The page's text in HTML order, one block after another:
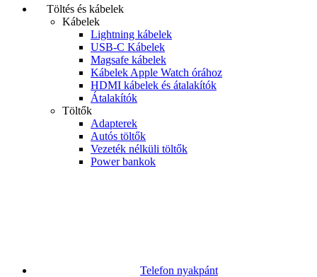
Töltés és kábelek
Kábelek
Lightning kábelek
USB-C Kábelek
Magsafe kábelek
Kábelek Apple Watch órához
HDMI kábelek és átalakítók
Átalakítók
Töltők
Adapterek
Autós töltők
Vezeték nélküli töltők
Power bankok
Telefon nyakpánt